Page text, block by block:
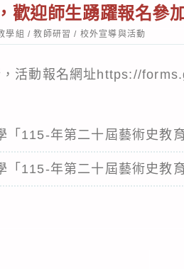
歡迎師生踴躍報名參
學組 / 教師研習 / 校外宣導與活動
活動報名網址https://
115-年第二十屆藝術史教
115-年第二十屆藝術史教